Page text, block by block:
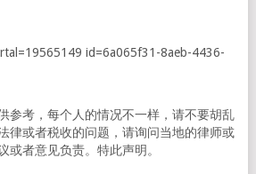
id=6a065f31-8aeb-4436-
参考，每个人的情况不一样，请不要胡乱
律或者税收的问题，请询问当地的律师或
或者意见负责。特此声明。